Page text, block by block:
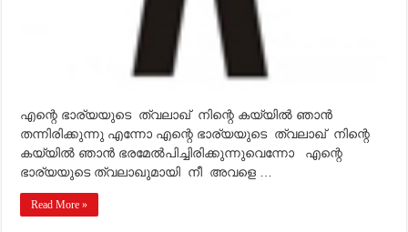
എന്റെ ഭാര്യയുടെ ത്വലാഖ് നിന്റെ കയ്യില്‍ ഞാന്‍
തന്നിരിക്കുന്നു എന്നോ എന്റെ ഭാര്യയുടെ ത്വലാഖ് നിന്റെ
കയ്യില്‍ ഞാന്‍ ഭരമേല്‍പിച്ചിരിക്കുന്നുവെന്നോ എന്റെ
ഭാര്യയുടെ ത്വലാഖുമായി നീ അവളെ …
Read More »